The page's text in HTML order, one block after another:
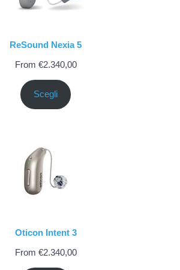
ReSound Nexia 5
From €2.340,00
Scegli
Oticon Intent 3
From €2.340,00